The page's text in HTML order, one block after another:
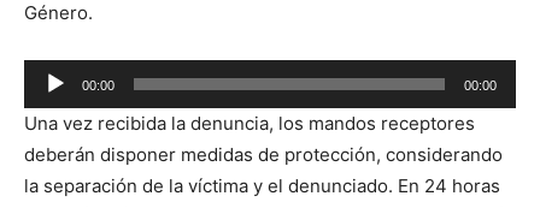
Género.
Reproductor
de
audio
00:00 00:00
Una vez recibida la denuncia, los mandos receptores
deberán disponer medidas de protección, considerando
la separación de la víctima y el denunciado. En 24 horas